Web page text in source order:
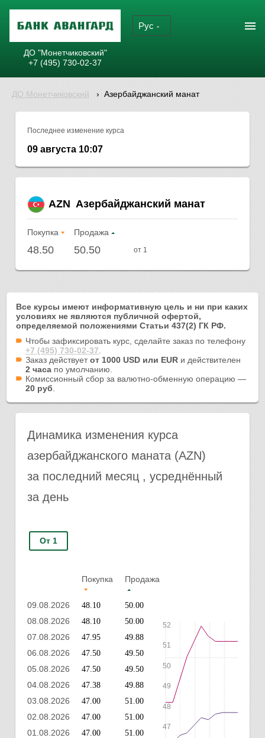
Рус
ДО "Монетчиковский"
+7 (495) 730-02-37
ДО Монетчиковский › Азербайджанский манат
Последнее изменение курса
09 августа 10:07
AZN Азербайджанский манат
Покупка Продажа
48.50 50.50 от 1
Все курсы имеют информативную цель и ни при каких
условиях не являются публичной офертой,
определяемой положениями Статьи 437(2) ГК РФ.
Чтобы зафиксировать курс, сделайте заказ по телефону
+7 (495) 730-02-37
Заказ действуетот 1000 USD или EUR и действителен
2 часа по умолчанию.
Комиссионный сбор за валютно-обменную операцию —
20 руб
Динамика изменения курса
азербайджанского маната (AZN)
за последний месяц , усреднённый
за день
От 1
Покупка Продажа
09.08.2026 48.10 50.00
08.08.2026 48.10 50.00
07.08.2026 47.95 49.88
06.08.2026 47.50 49.50
05.08.2026 47.50 49.50
04.08.2026 47.38 49.88
03.08.2026 47.00 51.00
02.08.2026 47.00 51.00
01.08.2026 47.00 51.00
47
48
49
50
51
52